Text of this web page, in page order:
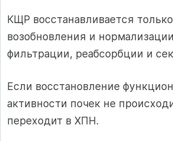
КЩР восстанавливается
возобновления и
фильтрации, реабсорбции и
Если восстановление
активности почек не
переходит в ХПН.